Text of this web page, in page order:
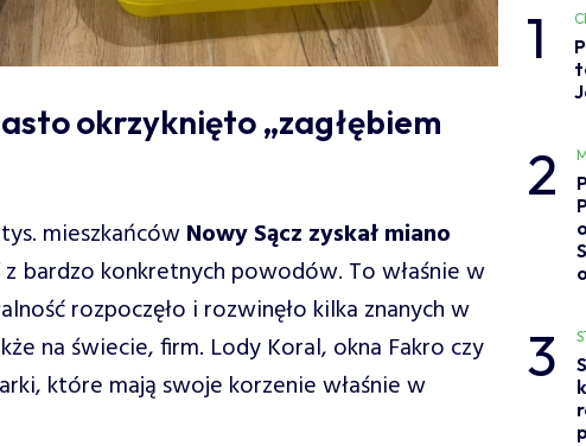
okrzyknięto „zagłębiem
mieszkańcówNowy Sącz zyskał miano
z bardzo konkretnych powodów. To właśnie w
rozpoczęło i rozwinęło kilka znanych w
na świecie, firm. Lody Koral, okna Fakro czy
które mają swoje korzenie właśnie w
1
2
3